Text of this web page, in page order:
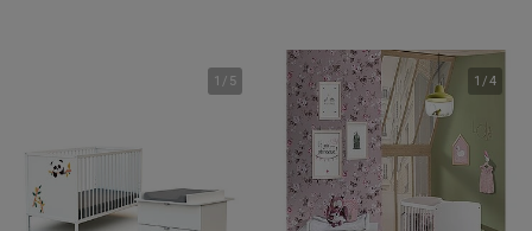
1 / 5 1 /4